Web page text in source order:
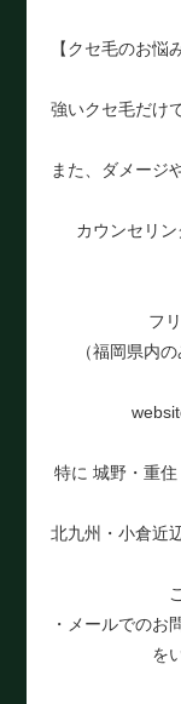
【クセ毛のお
強いクセ毛だけ
また、ダメージ
カウンセリ
フ
（福岡県内
特に 城野・重
北九州・小倉近
・メールでのお
を